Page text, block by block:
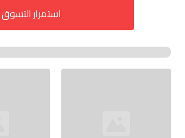
استمرار التسوق